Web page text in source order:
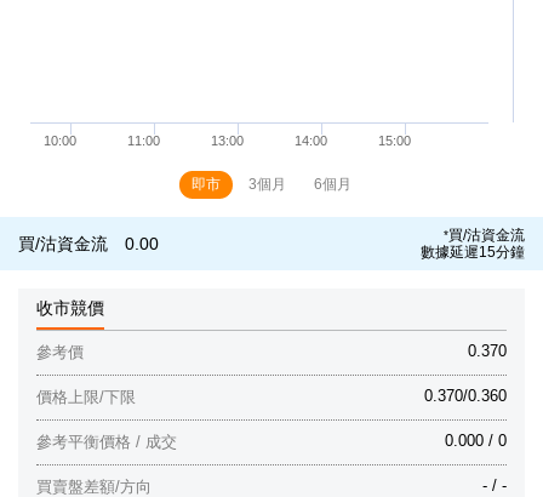
即市 3個月 6個月
買/沽資金流 0.00 *買/沽資金流
數據延遲15分鐘
收市競價
0.370
參考價
0.370/0.360
價格上限/下限
0.000 / 0
參考平衡價格 / 成交
- / -
買賣盤差額/方向